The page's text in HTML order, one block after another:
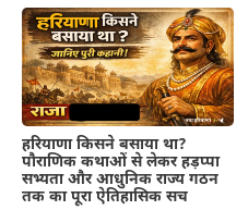
हरियाणा किसने बसाया था?
पौराणिक कथाओं से लेकर हड़प्पा
सभ्यता और आधुनिक राज्य गठन
तक का पूरा ऐतिहासिक सच